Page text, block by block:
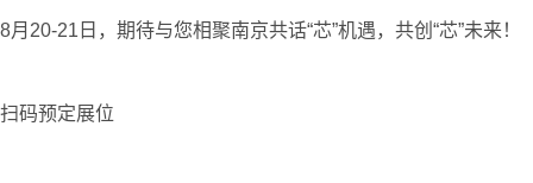
8月20-21日，期待与您相聚南京共话“芯”机遇，共创“芯”未来！
扫码预定展位